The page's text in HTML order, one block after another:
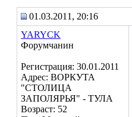
01.03.2011, 20:16
YARYCK
Форумчанин
Регистрация: 30.01.2011
Адрес: ВОРКУТА
"СТОЛИЦА
ЗАПОЛЯРЬЯ" - ТУЛА
Возраст: 52